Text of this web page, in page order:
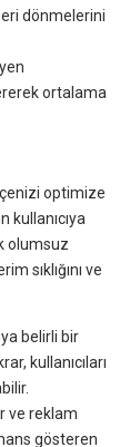
dönmelerini
ortalama
optimize
kullanıcıya
olumsuz
sıklığını ve
belirli bir
kullanıcıları
ve reklam
gösteren